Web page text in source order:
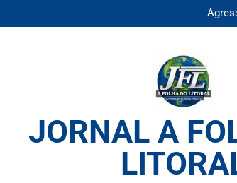
JORNAL A